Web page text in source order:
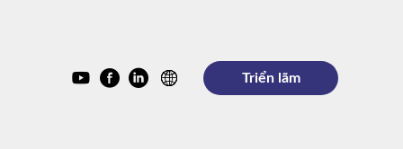
Triển lãm